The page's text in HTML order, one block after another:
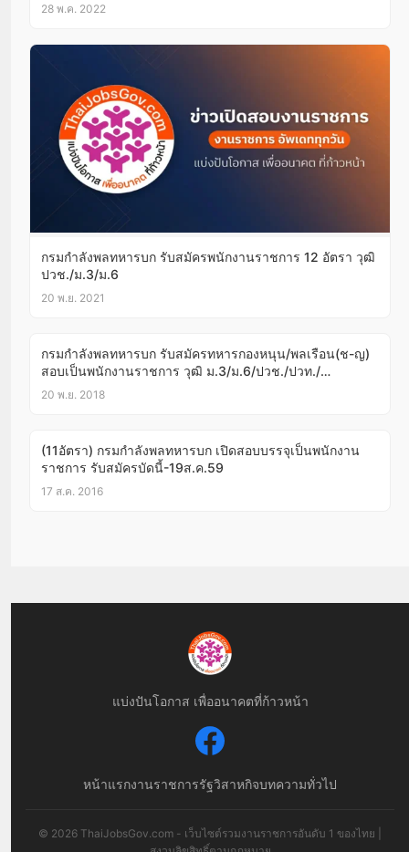
28 พ.ค. 2022
กรมกำลังพลทหารบก รับสมัครพนักงานราชการ 12 อัตรา วุฒิ
ปวช./ม.3/ม.6
20 พ.ย. 2021
กรมกำลังพลทหารบก รับสมัครทหารกองหนุน/พลเรือน(ช-ญ)
สอบเป็นพนักงานราชการ วุฒิ ม.3/ม.6/ปวช./ปวท./
ปวส.บัดนี้-23พ.ย.61
20 พ.ย. 2018
(11อัตรา) กรมกำลังพลทหารบก เปิดสอบบรรจุเป็นพนักงาน
ราชการ รับสมัครบัดนี้-19ส.ค.59
17 ส.ค. 2016
แบ่งปันโอกาส เพื่ออนาคตที่ก้าวหน้า
หน้าแรกงานราชการรัฐวิสาหกิจบทความทั่วไป
© 2026 ThaiJobsGov.com - เว็บไซต์รวมงานราชการอันดับ 1 ของไทย |